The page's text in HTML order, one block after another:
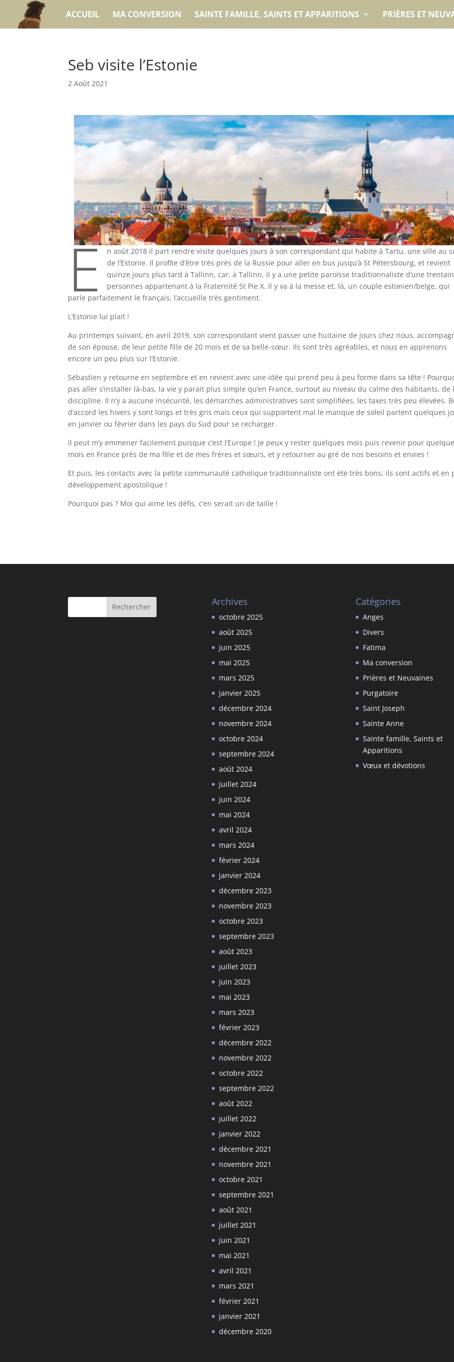
ACCUEIL MA CONVERSION SAINTE FAMILLE, SAINTS ET APPARITIONS PRIÈRES ET
Seb visite l’Estonie
2 Août 2021
E
n août 2018 il part rendre visite quelques jours à son correspondant qui habite à Tartu, une ville au
de l’Estonie. Il profite d’être très près de la Russie pour aller en bus jusqu’à St Pétersbourg, et revient
quinze jours plus tard à Tallinn, car, à Tallinn, il y a une petite paroisse traditionnaliste d’une
personnes appartenant à la Fraternité St Pie X. Il y va à la messe et, là, un couple estonien/belge, qui
parle parfaitement le français, l’accueille très gentiment.
L’Estonie lui plait !
Au printemps suivant, en avril 2019, son correspondant vient passer une huitaine de jours chez nous,
de son épouse, de leur petite fille de 20 mois et de sa belle-sœur. Ils sont très agréables, et nous en apprenons
encore un peu plus sur l’Estonie.
Sébastien y retourne en septembre et en revient avec une idée qui prend peu à peu forme dans sa tête !
pas aller s’installer là-bas, la vie y parait plus simple qu’en France, surtout au niveau du calme des habitants, de
discipline. Il n’y a aucune insécurité, les démarches administratives sont simplifiées, les taxes très peu élevées.
d’accord les hivers y sont longs et très gris mais ceux qui supportent mal le manque de soleil partent quelques
en janvier ou février dans les pays du Sud pour se recharger.
Il peut m’y emmener facilement puisque c’est l’Europe ! Je peux y rester quelques mois puis revenir pour
mois en France près de ma fille et de mes frères et sœurs, et y retourner au gré de nos besoins et envies !
Et puis, les contacts avec la petite communauté catholique traditionnaliste ont été très bons, ils sont actifs et en
développement apostolique !
Pourquoi pas ? Moi qui aime les défis, c’en serait un de taille !
Archives
octobre 2025
août 2025
juin 2025
mai 2025
mars 2025
janvier 2025
décembre 2024
novembre 2024
octobre 2024
septembre 2024
août 2024
juillet 2024
juin 2024
mai 2024
avril 2024
mars 2024
février 2024
janvier 2024
décembre 2023
novembre 2023
octobre 2023
septembre 2023
août 2023
juillet 2023
juin 2023
mai 2023
mars 2023
février 2023
décembre 2022
novembre 2022
octobre 2022
septembre 2022
août 2022
juillet 2022
janvier 2022
décembre 2021
novembre 2021
octobre 2021
septembre 2021
août 2021
juillet 2021
juin 2021
mai 2021
avril 2021
mars 2021
février 2021
janvier 2021
décembre 2020
Catégories
Anges
Divers
Fatima
Ma conversion
Prières et Neuvaines
Purgatoire
Saint Joseph
Sainte Anne
Sainte famille, Saints et
Apparitions
Vœux et dévotions